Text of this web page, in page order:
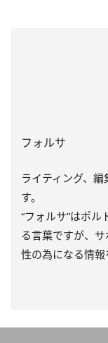
フォルサ
ライティング、
す。
“フォルサ”はポ
る言葉ですが、
性の為になる情報